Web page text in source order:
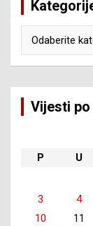
Vijesti
P
U
3
4
10
11